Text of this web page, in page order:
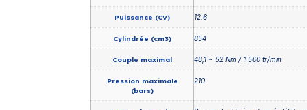
Puissance (CV) 12.6
Cylindrée (cm3) 854
Couple maximal 48,1 ~ 52 Nm / 1 500 tr/min
Pression maximale
(bars)
210